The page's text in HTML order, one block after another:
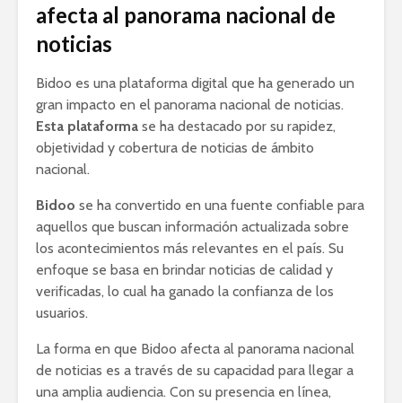
afecta al panorama nacional de
noticias
Bidoo es una plataforma digital que ha generado un
gran impacto en el panorama nacional de noticias.
Esta plataforma se ha destacado por su rapidez,
objetividad y cobertura de noticias de ámbito
nacional.
Bidoo se ha convertido en una fuente confiable para
aquellos que buscan información actualizada sobre
los acontecimientos más relevantes en el país. Su
enfoque se basa en brindar noticias de calidad y
verificadas, lo cual ha ganado la confianza de los
usuarios.
La forma en que Bidoo afecta al panorama nacional
de noticias es a través de su capacidad para llegar a
una amplia audiencia. Con su presencia en línea,